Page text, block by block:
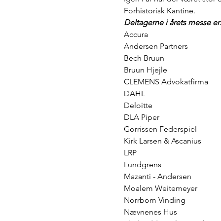
Forhistorisk Kantine.
Deltagerne i årets messe er:
Accura
Andersen Partners
Bech Bruun
Bruun Hjejle
CLEMENS Advokatfirma
DAHL
Deloitte
DLA Piper
Gorrissen Federspiel
Kirk Larsen & Ascanius
LRP
Lundgrens
Mazanti - Andersen
Moalem Weitemeyer
Norrbom Vinding
Nævnenes Hus